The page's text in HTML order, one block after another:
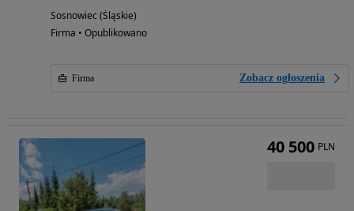
Sosnowiec (Śląskie)
Firma • Opublikowano
Firma Zobacz ogłoszenia
40 500 PLN